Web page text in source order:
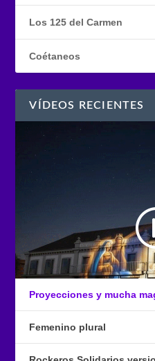
Los 125 del Carmen
Coétaneos
VÍDEOS RECIENTES
Proyecciones y mucha
Femenino plural